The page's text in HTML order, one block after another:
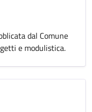
dal Comune
e modulistica.